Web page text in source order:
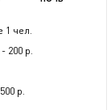
1 чел.
200 р.
р.